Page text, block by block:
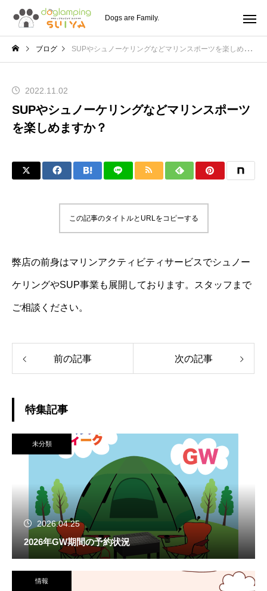
Dogs are Family.
ブログ SUPやシュノーケリングなどマリンスポーツを楽しめますか？
2022.11.02
SUPやシュノーケリングなどマリンスポーツ
を楽しめますか？
この記事のタイトルとURLをコピーする
弊店の前身はマリンアクティビティサービスでシュノー
ケリングやSUP事業も展開しております。スタッフまで
ご相談ください。
前の記事 次の記事
特集記事
未分類
2026.04.25
2026年GW期間の予約状況
情報